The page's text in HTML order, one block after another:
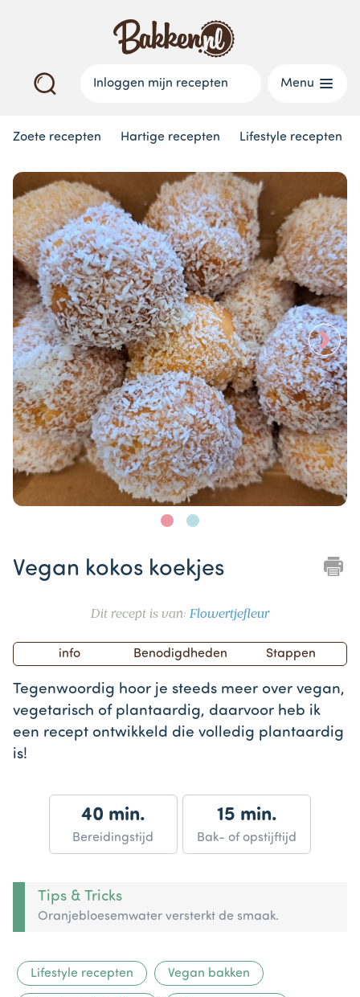
Inloggen mijn recepten Menu
Zoete recepten Hartige recepten Lifestyle recepten
Vegan kokos koekjes
Dit recept is van: Flowertjefleur
of
info Benodigdheden Stappen
Tegenwoordig hoor je steeds meer over vegan,
vegetarisch of plantaardig, daarvoor heb ik
een recept ontwikkeld die volledig plantaardig
is!
40 min.
Bereidingstijd
15 min.
Bak- of opstijftijd
Tips & Tricks
Oranjebloesemwater versterkt de smaak.
Lifestyle recepten Vegan bakken